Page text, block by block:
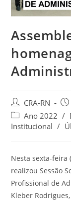
Autor
do
post:
CRA-RN
Categoria
do
Ano 2022 /
Institucional /
Nesta sexta-feira
realizou Sessão
Profissional de
Kleber